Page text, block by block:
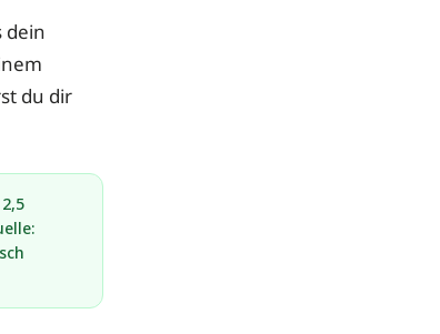
dein
du dir